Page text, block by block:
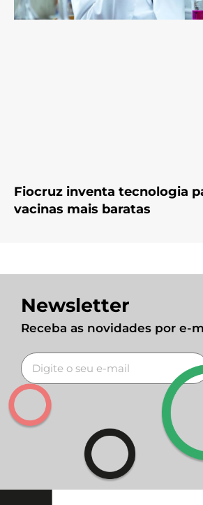
Fiocruz inventa tecnologia
vacinas mais baratas
Newsletter
Receba as novidades por e-